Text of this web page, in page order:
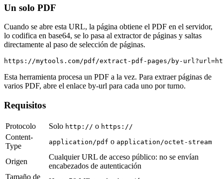
Un solo PDF
Cuando se abre esta URL, la página obtiene el PDF en el servidor,
lo codifica en base64, se lo pasa al extractor de páginas y saltas
directamente al paso de selección de páginas.
https://mytools.com/pdf/extract-pdf-pages/by-
Esta herramienta procesa un PDF a la vez. Para extraer páginas de
varios PDF, abre el enlace by-url para cada uno por turno.
Requisitos
Protocolo Solo http:// o https://
Content-
Type
application/pdf o application/octet-stream
Origen
Cualquier URL de acceso público: no se envían
encabezados de autenticación
Tamaño de